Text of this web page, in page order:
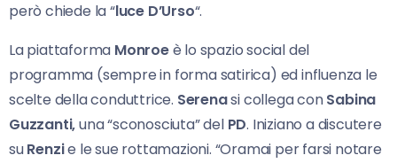
però chiede la “luce D’Urso“.
La piattaforma Monroeè lo spazio social del
programma (sempre in forma satirica) ed influenza le
scelte della conduttrice. Serenasi collega conSabina
Guzzanti,una “sconosciuta” del PD. Iniziano a discutere
suRenzie le sue rottamazioni. “Oramai per farsi notare